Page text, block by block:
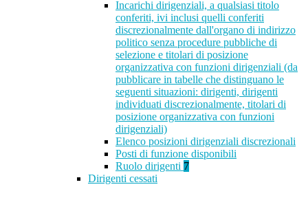
Incarichi dirigenziali, a qualsiasi titolo
conferiti, ivi inclusi quelli conferiti
discrezionalmente dall'organo di indirizzo
politico senza procedure pubbliche di
selezione e titolari di posizione
organizzativa con funzioni dirigenziali (da
pubblicare in tabelle che distinguano le
seguenti situazioni: dirigenti, dirigenti
individuati discrezionalmente, titolari di
posizione organizzativa con funzioni
dirigenziali)
Elenco posizioni dirigenziali discrezionali
Posti di funzione disponibili
Ruolo dirigenti 7
Dirigenti cessati